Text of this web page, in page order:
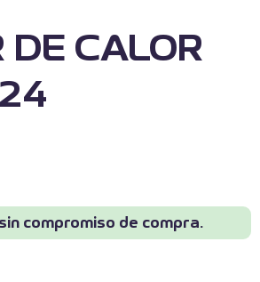
DE CALOR
compromiso de compra.